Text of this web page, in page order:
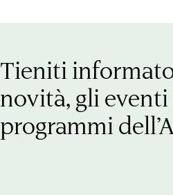
Tieniti
novità, gli eventi
programmi